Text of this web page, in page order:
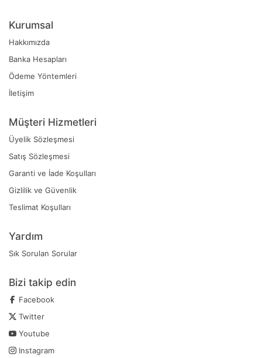
Kurumsal
Hakkımızda
Banka Hesapları
Ödeme Yöntemleri
İletişim
Müşteri Hizmetleri
Üyelik Sözleşmesi
Satış Sözleşmesi
Garanti ve İade Koşulları
Gizlilik ve Güvenlik
Teslimat Koşulları
Yardım
Sık Sorulan Sorular
Bizi takip edin
Facebook
Twitter
Youtube
Instagram